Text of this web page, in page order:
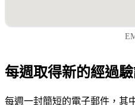
每週取得新的經過
每週一封簡短的電子郵件，其